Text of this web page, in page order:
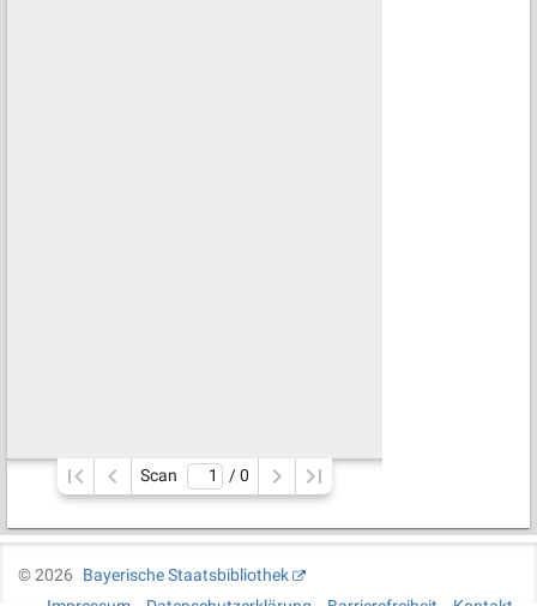
Scan / 0
©2026
Bayerische Staatsbibliothek